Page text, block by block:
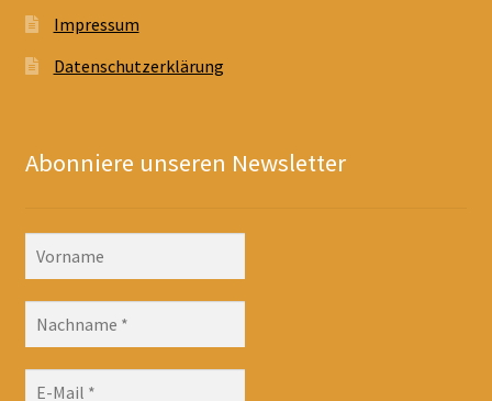
Impressum
Datenschutzerklärung
Abonniere unseren Newsletter